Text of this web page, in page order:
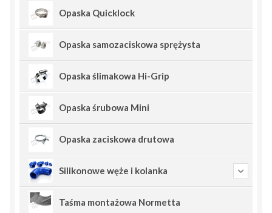
Opaska Quicklock
Opaska samozaciskowa sprężysta
Opaska ślimakowa Hi-Grip
Opaska śrubowa Mini
Opaska zaciskowa drutowa
Silikonowe węże i kolanka
Taśma montażowa Normetta